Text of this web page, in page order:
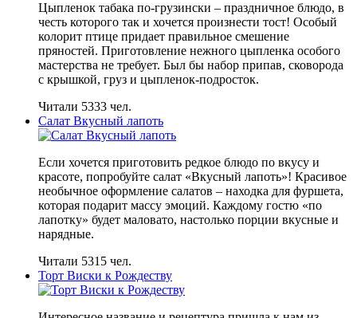
Цыпленок табака по-грузински – праздничное блюдо, в
честь которого так и хочется произнести тост! Особый
колорит птице придает правильное смешение
пряностей. Приготовление нежного цыпленка особого
мастерства не требует. Был бы набор припав, сковорода
с крышкой, груз и цыпленок-подросток.
Читали 5333 чел.
Салат Вкусный лапоть
Если хочется приготовить редкое блюдо по вкусу и
красоте, попробуйте салат «Вкусный лапоть»! Красивое
необычное оформление салатов – находка для фуршета,
которая подарит массу эмоций. Каждому гостю «по
лапотку» будет маловато, настолько порции вкусные и
нарядные.
Читали 5315 чел.
Торт Виски к Рождеству